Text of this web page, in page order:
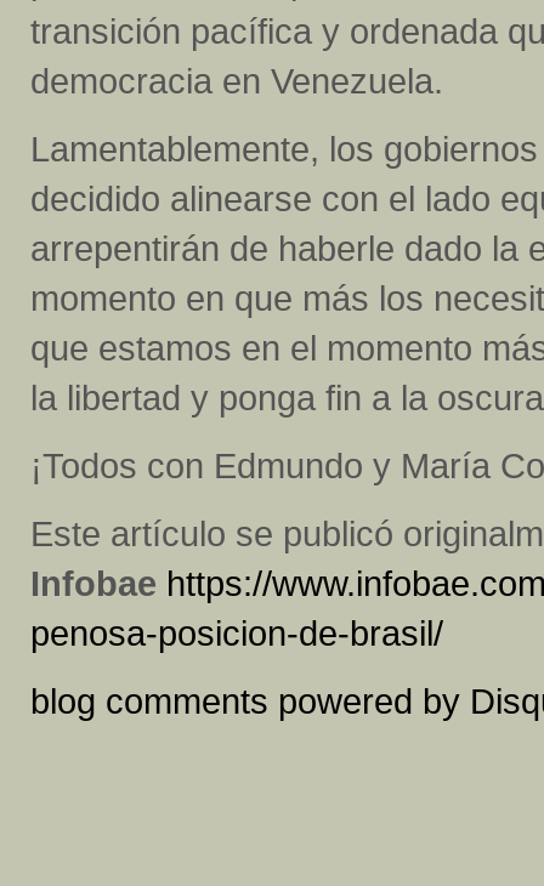
transición pacífica y ordenada
democracia en Venezuela.
Lamentablemente, los
decidido alinearse con el lado
arrepentirán de haberle dado la
momento en que más los
que estamos en el momento
la libertad y ponga fin a la
¡Todos con Edmundo y María
Este artículo se publicó
Infobae https://
penosa-posicion-de-brasil/
blog comments powered by